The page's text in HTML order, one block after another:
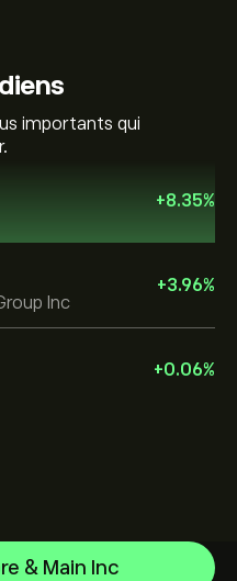
importants qui
+8.35%
Inc
+3.96%
+0.06%
& Main Inc